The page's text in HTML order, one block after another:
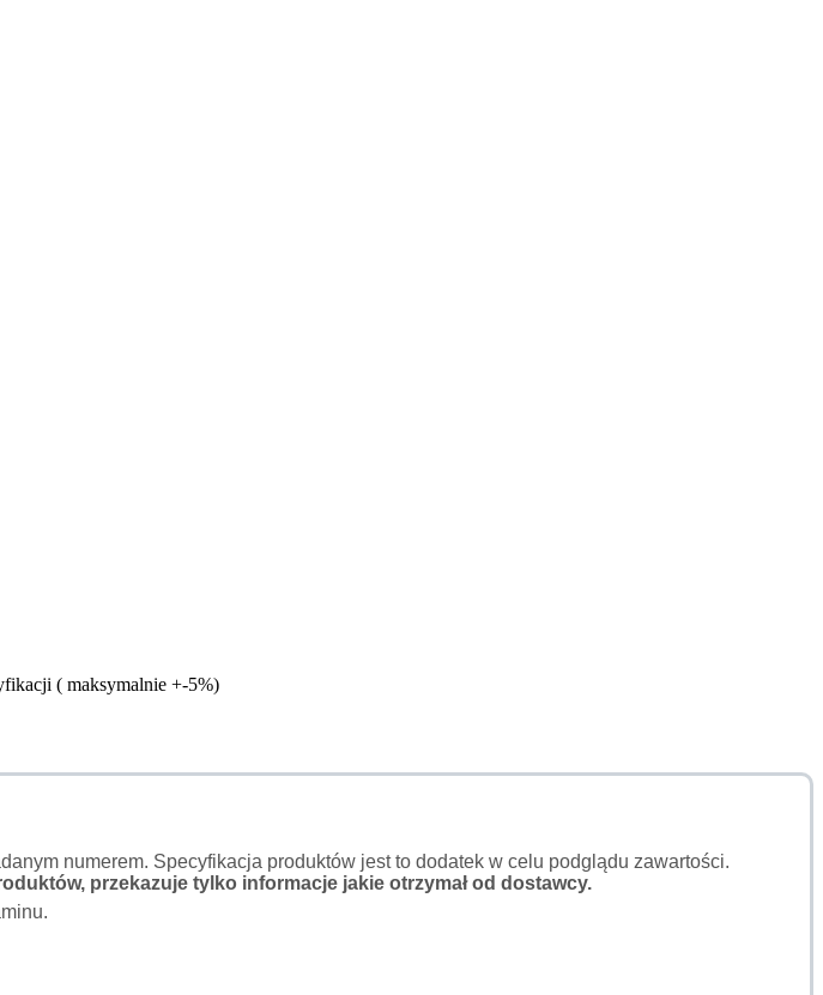
( maksymalnie +-5%)
numerem. Specyfikacja produktów jest to dodatek w celu podglądu zawartości.
przekazuje tylko informacje jakie otrzymał od dostawcy.